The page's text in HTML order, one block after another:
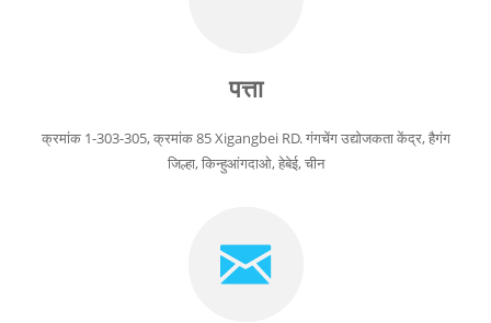
पत्ता
क्रमांक 1-303-305, क्रमांक 85 Xigangbei RD. गंगचेंग उद्योजकता केंद्र, हैगंग
जिल्हा, किन्हुआंगदाओ, हेबेई, चीन